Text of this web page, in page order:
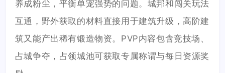
养成粉尘，平衡单宠强势的问题。城邦和闯关玩法
互通，野外获取的材料直接用于建筑升级，高阶建
筑又能产出稀有锻造物资。PVP内容包含竞技场、
占城争夺，占领城池可获取专属称谓与每日资源奖